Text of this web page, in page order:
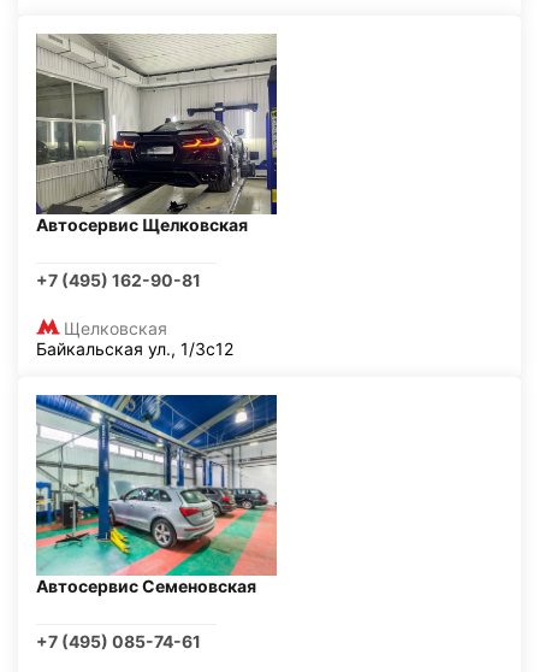
Автосервис Щелковская
+7 (495) 162-90-81
Щелковская
Байкальская ул., 1/3с12
Автосервис Семеновская
+7 (495) 085-74-61